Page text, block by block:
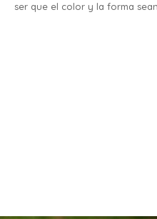
ser que el color y la forma